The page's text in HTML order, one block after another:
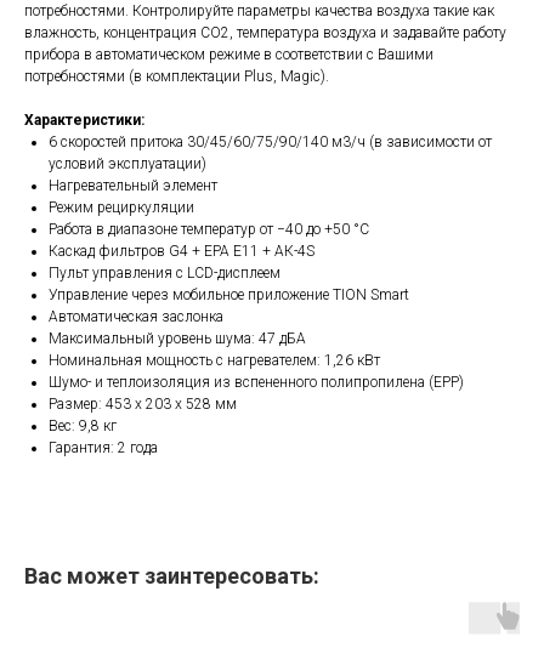
потребностями. Контролируйте параметры качества воздуха такие как
влажность, концентрация СО2, температура воздуха и задавайте работу
прибора в автоматическом режиме в соответствии с Вашими
потребностями (в комплектации Plus, Magic).
Характеристики:
6 скоростей притока 30/45/60/75/90/140 м3/ч (в зависимости от
условий эксплуатации)
Нагревательный элемент
Режим рециркуляции
Работа в диапазоне температур от −40 до +50 °С
Каскад фильтров G4 + EPA E11 + АК-4S
Пульт управления с LCD-дисплеем
Управление через мобильное приложение TION Smart
Автоматическая заслонка
Максимальный уровень шума: 47 дБА
Номинальная мощность с нагревателем: 1,26 кВт
Шумо- и теплоизоляция из вспененного полипропилена (ЕРР)
Размер: 453 х 203 х 528 мм
Вес: 9,8 кг
Гарантия: 2 года
Вас может заинтересовать: